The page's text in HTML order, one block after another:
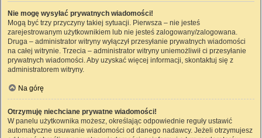
Nie mogę wysyłać prywatnych wiadomości!
Mogą być trzy przyczyny takiej sytuacji. Pierwsza – nie jesteś
zarejestrowanym użytkownikiem lub nie jesteś zalogowany/zalogowana.
Druga – administrator witryny wyłączył przesyłanie prywatnych wiadomości
na całej witrynie. Trzecia – administrator witryny uniemożliwił ci przesyłanie
prywatnych wiadomości. Aby uzyskać więcej informacji, skontaktuj się z
administratorem witryny.
Na górę
Otrzymuję niechciane prywatne wiadomości!
W panelu użytkownika możesz, określając odpowiednie reguły ustawić
automatyczne usuwanie wiadomości od danego nadawcy. Jeżeli otrzymujesz